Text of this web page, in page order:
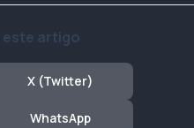
artigo
X (Twitter)
WhatsApp